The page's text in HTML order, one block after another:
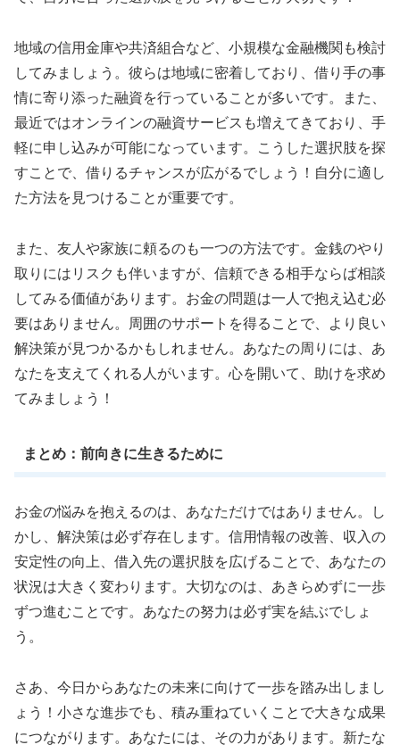
地域の信用金庫や共済組合など、小規模な金融機関も検討
してみましょう。彼らは地域に密着しており、借り手の事
情に寄り添った融資を行っていることが多いです。また、
最近ではオンラインの融資サービスも増えてきており、手
軽に申し込みが可能になっています。こうした選択肢を探
すことで、借りるチャンスが広がるでしょう！自分に適し
た方法を見つけることが重要です。
また、友人や家族に頼るのも一つの方法です。金銭のやり
取りにはリスクも伴いますが、信頼できる相手ならば相談
してみる価値があります。お金の問題は一人で抱え込む必
要はありません。周囲のサポートを得ることで、より良い
解決策が見つかるかもしれません。あなたの周りには、あ
なたを支えてくれる人がいます。心を開いて、助けを求め
てみましょう！
まとめ：前向きに生きるために
お金の悩みを抱えるのは、あなただけではありません。し
かし、解決策は必ず存在します。信用情報の改善、収入の
安定性の向上、借入先の選択肢を広げることで、あなたの
状況は大きく変わります。大切なのは、あきらめずに一歩
ずつ進むことです。あなたの努力は必ず実を結ぶでしょ
う。
さあ、今日からあなたの未来に向けて一歩を踏み出しまし
ょう！小さな進歩でも、積み重ねていくことで大きな成果
につながります。あなたには、その力があります。新たな